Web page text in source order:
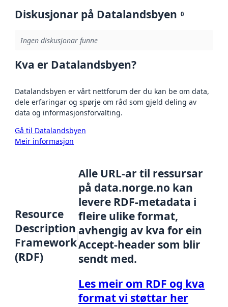
Diskusjonar på Datalandsbyen 0
Ingen diskusjonar funne
Kva er Datalandsbyen?
Datalandsbyen er vårt nettforum der du kan be om data,
dele erfaringar og spørje om råd som gjeld deling av
data og informasjonsforvalting.
Gå til Datalandsbyen
Meir informasjon
Resource
Description
Framework
(RDF)
Alle URL-ar til ressursar
på data.norge.no kan
levere RDF-metadata i
fleire ulike format,
avhengig av kva for ein
Accept-header som blir
sendt med.
Les meir om RDF og kva
format vi støttar her